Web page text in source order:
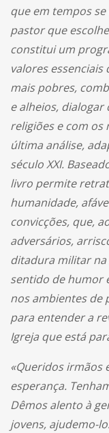
que em tempos se
pastor que
constitui um
valores
mais pobres,
e alheios, dialogar
religiões e com os
última análise,
século XXI.
livro permite
humanidade,
convicções, que,
adversários,
ditadura militar
sentido de humor
nos ambientes de
para entender a
Igreja que está
«Queridos irmãos
esperança.
Dêmos alento à
jovens, ajudemo-